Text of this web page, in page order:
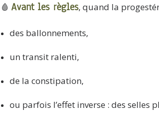
🩸 Avant les règles, quand la
des ballonnements,
un transit ralenti,
de la constipation,
ou parfois l’effet inverse : des selles